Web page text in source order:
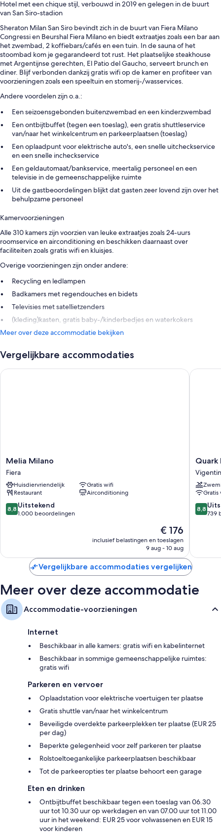
Hotel met een chique stijl, verbouwd in 2019 en gelegen in de buurt
van San Siro-stadion
Sheraton Milan San Siro bevindt zich in de buurt van Fiera Milano
Congressi en Beurshal Fiera Milano en biedt extraatjes zoals een bar aan
het zwembad, 2 koffiebars/cafés en een tuin. In de sauna of het
stoombad kom je gegarandeerd tot rust. Het plaatselijke steakhouse
met Argentijnse gerechten, El Patio del Gaucho, serveert brunch en
diner. Blijf verbonden dankzij gratis wifi op de kamer en profiteer van
voorzieningen zoals een speeltuin en stomerij-/wasservices.
Andere voordelen zijn o.a.:
Een seizoensgebonden buitenzwembad en een kinderzwembad
Een ontbijtbuffet (tegen een toeslag), een gratis shuttleservice
van/naar het winkelcentrum en parkeerplaatsen (toeslag)
Een oplaadpunt voor elektrische auto's, een snelle uitcheckservice
en een snelle incheckservice
Een geldautomaat/bankservice, meertalig personeel en een
televisie in de gemeenschappelijke ruimte
Uit de gastbeoordelingen blijkt dat gasten zeer lovend zijn over het
behulpzame personeel
Kamervoorzieningen
Alle 310 kamers zijn voorzien van leuke extraatjes zoals 24-uurs
roomservice en airconditioning en beschikken daarnaast over
faciliteiten zoals gratis wifi en kluisjes.
Overige voorzieningen zijn onder andere:
Recycling en ledlampen
Badkamers met regendouches en bidets
Televisies met satellietzenders
(kleding)kasten, gratis baby-/kinderbedjes en waterkokers
Meer over deze accommodatie bekijken
Vergelijkbare accommodaties
Melia
Milano
Fiera
Melia Milano
Fiera
Huisdiervriendelijk
Gratis wifi
Restaurant
Airconditioning
8.8
van
8,8 Uitstekend
1.000 beoordelingen
De
prijs
is
€ 176
inclusief belastingen en toeslagen
9 aug - 10 aug
Melia Milano
Quark
Hotel
Milano
Quark
Gratis
8.8
van
8,8
739
Quark
Vergelijkbare accommodaties vergelijken
Meer over deze accommodatie
Accommodatie-voorzieningen
Internet
Beschikbaar in alle kamers: gratis wifi en kabelinternet
Beschikbaar in sommige gemeenschappelijke ruimtes:
gratis wifi
Parkeren en vervoer
Oplaadstation voor elektrische voertuigen ter plaatse
Gratis shuttle van/naar het winkelcentrum
Beveiligde overdekte parkeerplekken ter plaatse (EUR 25
per dag)
Beperkte gelegenheid voor zelf parkeren ter plaatse
Rolstoeltoegankelijke parkeerplaatsen beschikbaar
Tot de parkeeropties ter plaatse behoort een garage
Eten en drinken
Ontbijtbuffet beschikbaar tegen een toeslag van 06.30
uur tot 10.30 uur op werkdagen en van 07.00 uur tot 11.00
uur in het weekend: EUR 25 voor volwassenen en EUR 15
voor kinderen